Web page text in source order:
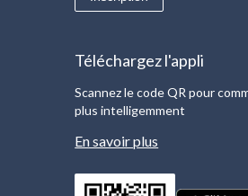
Téléchargez l'appli
Scannez le code QR pour
plus intelligemment
En savoir plus